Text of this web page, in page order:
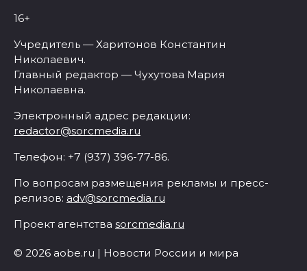
16+
Учредитель — Харитонов Константин
Николаевич.
Главный редактор — Чухутова Мария
Николаевна.
Электронный адрес редакции:
redactor@sorcmedia.ru
Телефон: +7 (937) 396-77-86.
По вопросам размещения рекламы и пресс-
релизов: adv@sorcmedia.ru
Проект агентства sorcmedia.ru
© 2026 aobe.ru | Новости России и мира